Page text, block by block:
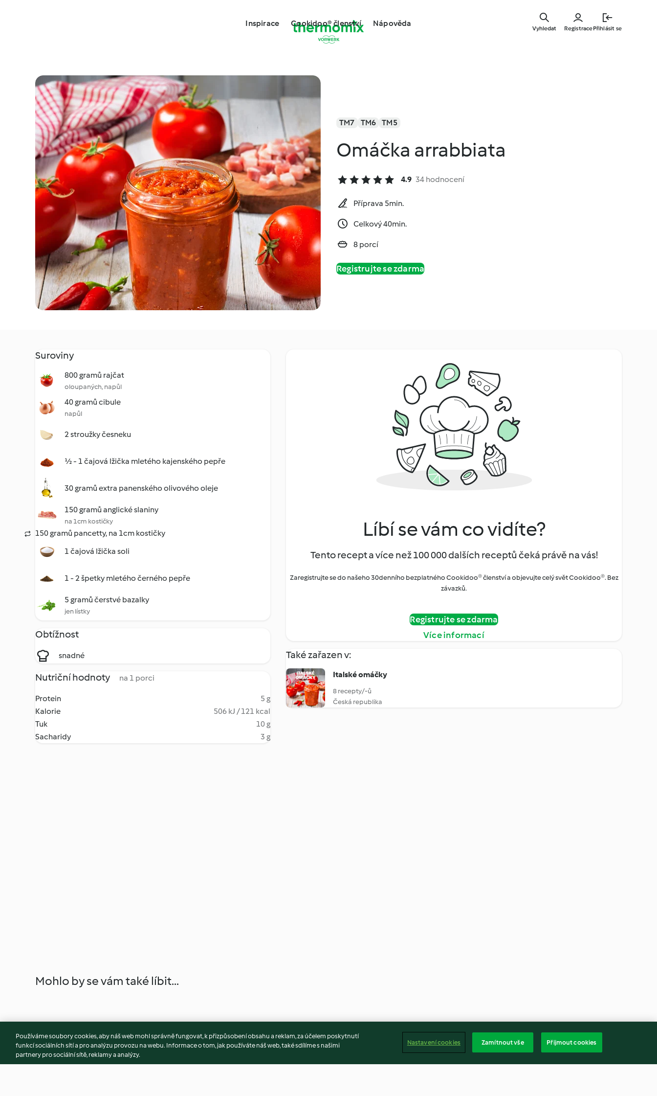
hlavnímu
Inspirace Cookidoo® členství Nápověda
RegistracePřihlásit se
Vyhledat
TM7 TM6 TM5
Omáčka arrabbiata
4.9 34 hodnocení
Příprava 5min.
Celkový 40min.
8 porcí
Registrujte se zdarma
Suroviny
800 gramů rajčat
oloupaných, napůl
40 gramů cibule
napůl
2 stroužky česneku
½ - 1 čajová lžička mletého kajenského pepře
30 gramů extra panenského olivového oleje
150 gramů anglické slaniny
na 1cm kostičky
150 gramů pancetty, na 1cm kostičky
1 čajová lžička soli
1 - 2 špetky mletého černého pepře
5 gramů čerstvé bazalky
jen lístky
Obtížnost
snadné
Nutriční hodnoty na 1 porci
Protein
5 g
Kalorie
506 kJ / 121 kcal
Tuk
10 g
Sacharidy
3 g
Líbí se vám co vidíte?
Tento recept a více než 100 000 dalších receptů čeká právě na vás!
Zaregistrujte se do našeho 30denního bezplatného Cookidoo® členství a objevujte celý svět Cookidoo®. Bez
závazků.
Registrujte se zdarma
Více informací
Také zařazen v:
Italské omáčky
8 recepty/-ů
Česká republika
Mohlo by se vám také líbit...
Používáme soubory cookies, aby náš web mohl správně fungovat, k přizpůsobení obsahu a reklam, za účelem poskytnutí
funkcí sociálních sítí a pro analýzu provozu na webu. Informace o tom, jak používáte náš web, také sdílíme s našimi
partnery pro sociální sítě, reklamy a analýzy.
Nastavení cookies Zamítnout vše Přijmout cookies